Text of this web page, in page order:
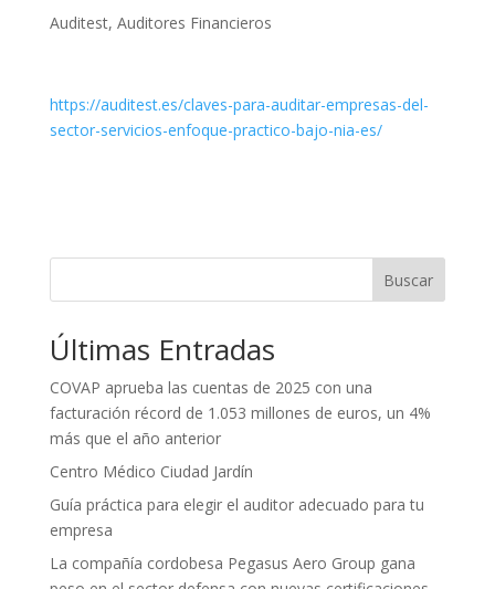
Auditest, Auditores Financieros
https://auditest.es/claves-para-auditar-empresas-del-
sector-servicios-enfoque-practico-bajo-nia-es/
Buscar
Últimas Entradas
COVAP aprueba las cuentas de 2025 con una
facturación récord de 1.053 millones de euros, un 4%
más que el año anterior
Centro Médico Ciudad Jardín
Guía práctica para elegir el auditor adecuado para tu
empresa
La compañía cordobesa Pegasus Aero Group gana